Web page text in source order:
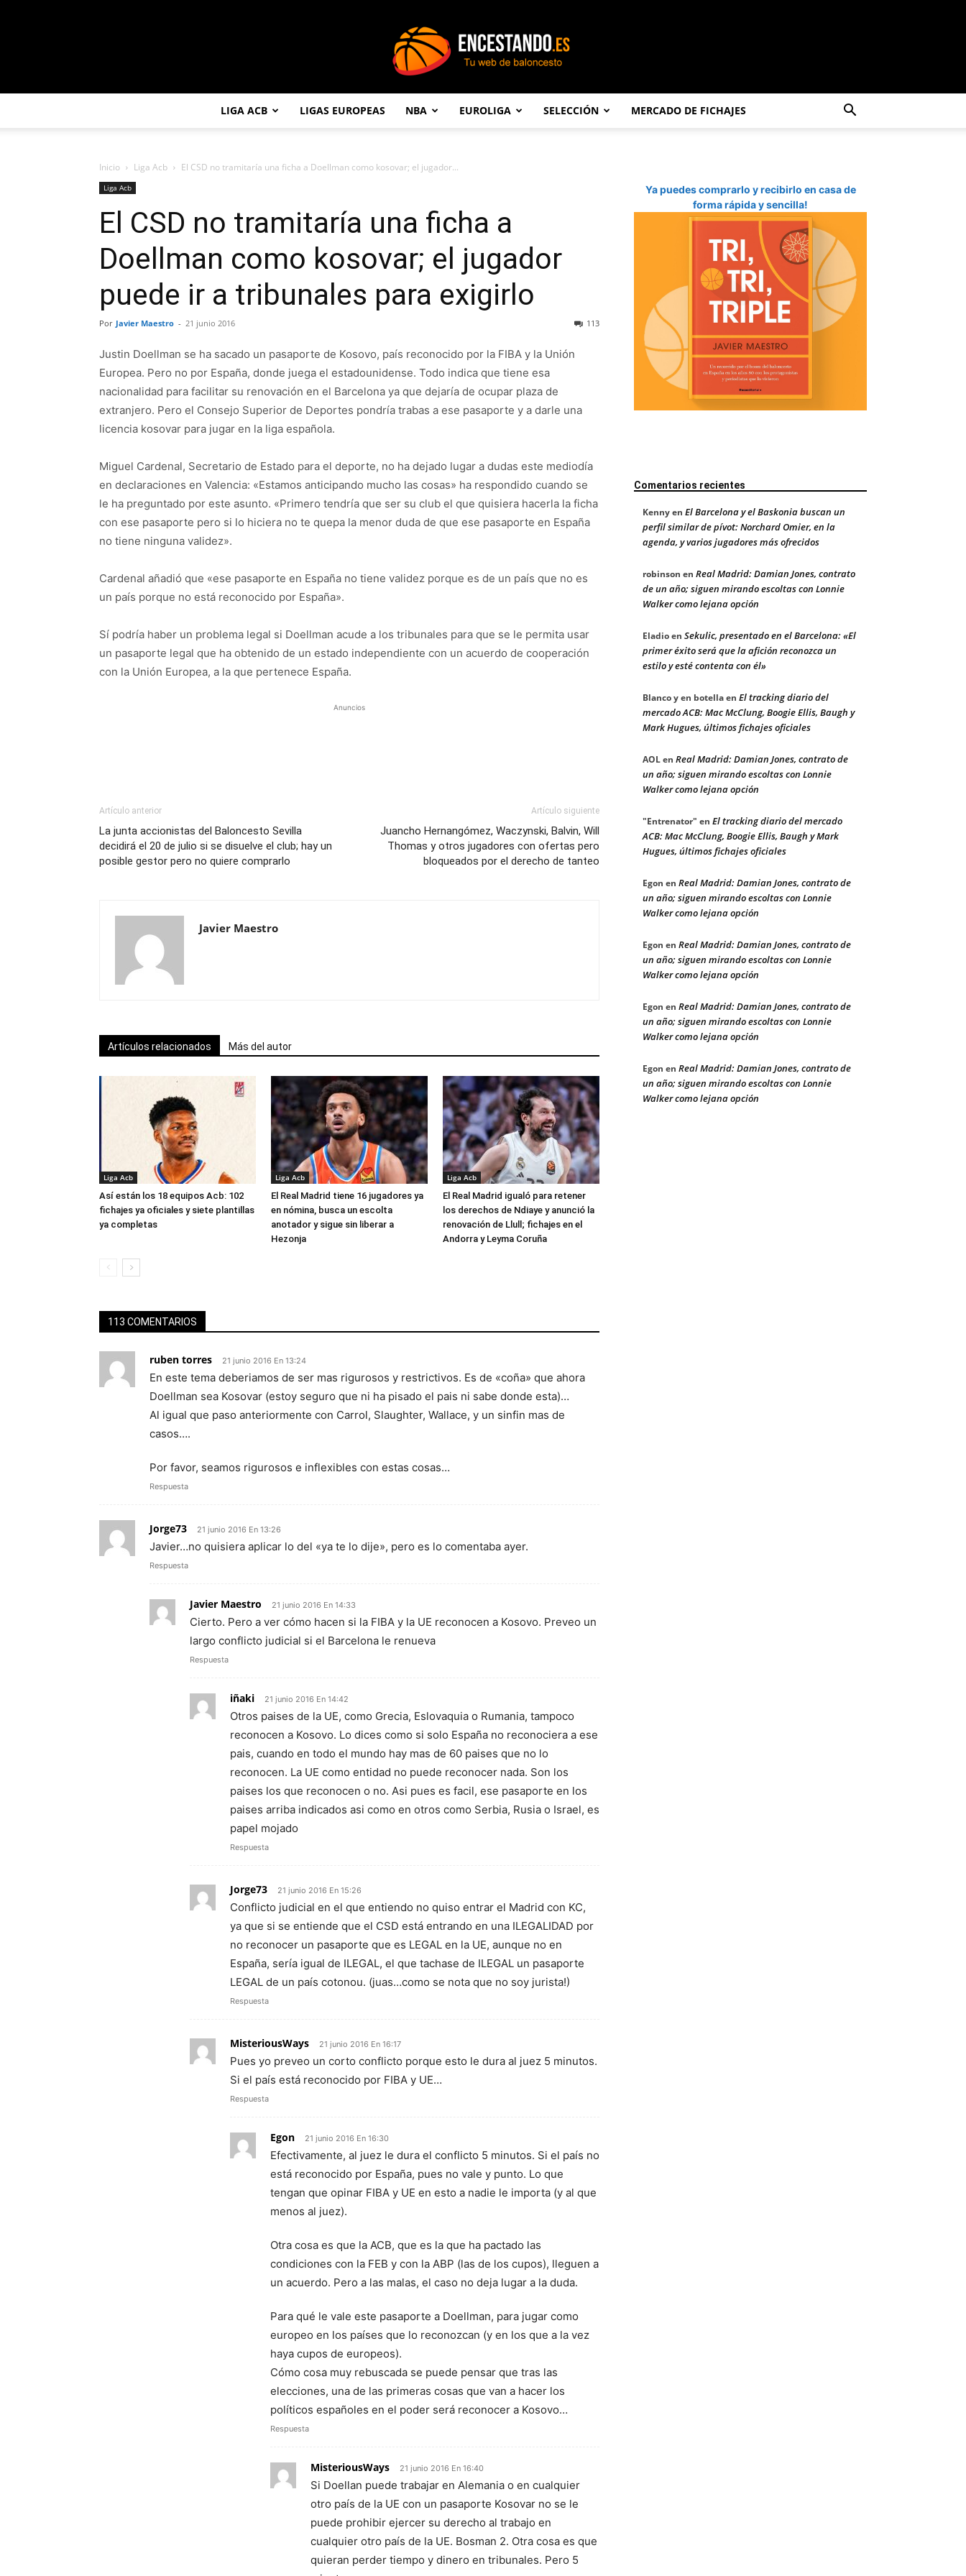
LIGA ACB LIGAS EUROPEAS NBA EUROLIGA SELECCIÓN MERCADO DE FICHAJES
Inicio Liga Acb El CSD no tramitaría una ficha a Doellman como kosovar; el jugador...
Liga Acb
El CSD no tramitaría una ficha a
Doellman como kosovar; el jugador
puede ir a tribunales para exigirlo
Por Javier Maestro - 21 junio 2016 113
Justin Doellman se ha sacado un pasaporte de Kosovo, país reconocido por la FIBA y la Unión
Europea. Pero no por España, donde juega el estadounidense. Todo indica que tiene esa
nacionalidad para facilitar su renovación en el Barcelona ya que dejaría de ocupar plaza de
extranjero. Pero el Consejo Superior de Deportes pondría trabas a ese pasaporte y a darle una
licencia kosovar para jugar en la liga española.
Miguel Cardenal, Secretario de Estado para el deporte, no ha dejado lugar a dudas este mediodía
en declaraciones en Valencia: «Estamos anticipando mucho las cosas» ha respondido cuando se
le ha preguntado por este asunto. «Primero tendría que ser su club el que quisiera hacerla la ficha
con ese pasaporte pero si lo hiciera no te quepa la menor duda de que ese pasaporte en España
no tiene ninguna validez».
Cardenal añadió que «ese pasaporte en España no tiene validez porque es de un país que no es
un país porque no está reconocido por España».
Sí podría haber un problema legal si Doellman acude a los tribunales para que se le permita usar
un pasaporte legal que ha obtenido de un estado independiente con un acuerdo de cooperación
con la Unión Europea, a la que pertenece España.
Anuncios
Artículo anterior
La junta accionistas del Baloncesto Sevilla
decidirá el 20 de julio si se disuelve el club; hay un
posible gestor pero no quiere comprarlo
Artículo siguiente
Juancho Hernangómez, Waczynski, Balvin, Will
Thomas y otros jugadores con ofertas pero
bloqueados por el derecho de tanteo
Javier Maestro
Artículos relacionados Más del autor
Liga Acb
Así están los 18 equipos Acb: 102
fichajes ya oficiales y siete plantillas
ya completas
Liga Acb
El Real Madrid tiene 16 jugadores ya
en nómina, busca un escolta
anotador y sigue sin liberar a
Hezonja
Liga Acb
El Real Madrid igualó para retener
los derechos de Ndiaye y anunció la
renovación de Llull; fichajes en el
Andorra y Leyma Coruña
113 COMENTARIOS
ruben torres 21 junio 2016 En 13:24
En este tema deberiamos de ser mas rigurosos y restrictivos. Es de «coña» que ahora
Doellman sea Kosovar (estoy seguro que ni ha pisado el pais ni sabe donde esta)…
Al igual que paso anteriormente con Carrol, Slaughter, Wallace, y un sinfin mas de
casos….
Por favor, seamos rigurosos e inflexibles con estas cosas…
Respuesta
Jorge73 21 junio 2016 En 13:26
Javier…no quisiera aplicar lo del «ya te lo dije», pero es lo comentaba ayer.
Respuesta
Javier Maestro 21 junio 2016 En 14:33
Cierto. Pero a ver cómo hacen si la FIBA y la UE reconocen a Kosovo. Preveo un
largo conflicto judicial si el Barcelona le renueva
Respuesta
iñaki 21 junio 2016 En 14:42
Otros paises de la UE, como Grecia, Eslovaquia o Rumania, tampoco
reconocen a Kosovo. Lo dices como si solo España no reconociera a ese
pais, cuando en todo el mundo hay mas de 60 paises que no lo
reconocen. La UE como entidad no puede reconocer nada. Son los
paises los que reconocen o no. Asi pues es facil, ese pasaporte en los
paises arriba indicados asi como en otros como Serbia, Rusia o Israel, es
papel mojado
Respuesta
Jorge73 21 junio 2016 En 15:26
Conflicto judicial en el que entiendo no quiso entrar el Madrid con KC,
ya que si se entiende que el CSD está entrando en una ILEGALIDAD por
no reconocer un pasaporte que es LEGAL en la UE, aunque no en
España, sería igual de ILEGAL, el que tachase de ILEGAL un pasaporte
LEGAL de un país cotonou. (juas…como se nota que no soy jurista!)
Respuesta
MisteriousWays 21 junio 2016 En 16:17
Pues yo preveo un corto conflicto porque esto le dura al juez 5 minutos.
Si el país está reconocido por FIBA y UE…
Respuesta
Egon 21 junio 2016 En 16:30
Efectivamente, al juez le dura el conflicto 5 minutos. Si el país no
está reconocido por España, pues no vale y punto. Lo que
tengan que opinar FIBA y UE en esto a nadie le importa (y al que
menos al juez).
Otra cosa es que la ACB, que es la que ha pactado las
condiciones con la FEB y con la ABP (las de los cupos), lleguen a
un acuerdo. Pero a las malas, el caso no deja lugar a la duda.
Para qué le vale este pasaporte a Doellman, para jugar como
europeo en los países que lo reconozcan (y en los que a la vez
haya cupos de europeos).
Cómo cosa muy rebuscada se puede pensar que tras las
elecciones, una de las primeras cosas que van a hacer los
políticos españoles en el poder será reconocer a Kosovo…
Respuesta
MisteriousWays 21 junio 2016 En 16:40
Si Doellan puede trabajar en Alemania o en cualquier
otro país de la UE con un pasaporte Kosovar no se le
puede prohibir ejercer su derecho al trabajo en
cualquier otro país de la UE. Bosman 2. Otra cosa es que
quieran perder tiempo y dinero en tribunales. Pero 5
Ya puedes comprarlo y recibirlo en casa de
forma rápida y sencilla!
Comentarios recientes
Kennyen El Barcelona y el Baskonia buscan un
perfil similar de pívot: Norchard Omier, en la
agenda, y varios jugadores más ofrecidos
robinson en Real Madrid: Damian Jones, contrato
de un año; siguen mirando escoltas con Lonnie
Walker como lejana opción
Eladioen Sekulic, presentado en el Barcelona: «El
primer éxito será que la afición reconozca un
estilo y esté contenta con él»
Blanco y en botellaen El tracking diario del
mercado ACB: Mac McClung, Boogie Ellis, Baugh y
Mark Hugues, últimos fichajes oficiales
AOLen Real Madrid: Damian Jones, contrato de
un año; siguen mirando escoltas con Lonnie
Walker como lejana opción
"Entrenator" en El tracking diario del mercado
ACB: Mac McClung, Boogie Ellis, Baugh y Mark
Hugues, últimos fichajes oficiales
Egon en Real Madrid: Damian Jones, contrato de
un año; siguen mirando escoltas con Lonnie
Walker como lejana opción
Egon en Real Madrid: Damian Jones, contrato de
un año; siguen mirando escoltas con Lonnie
Walker como lejana opción
Egon en Real Madrid: Damian Jones, contrato de
un año; siguen mirando escoltas con Lonnie
Walker como lejana opción
Egon en Real Madrid: Damian Jones, contrato de
un año; siguen mirando escoltas con Lonnie
Walker como lejana opción